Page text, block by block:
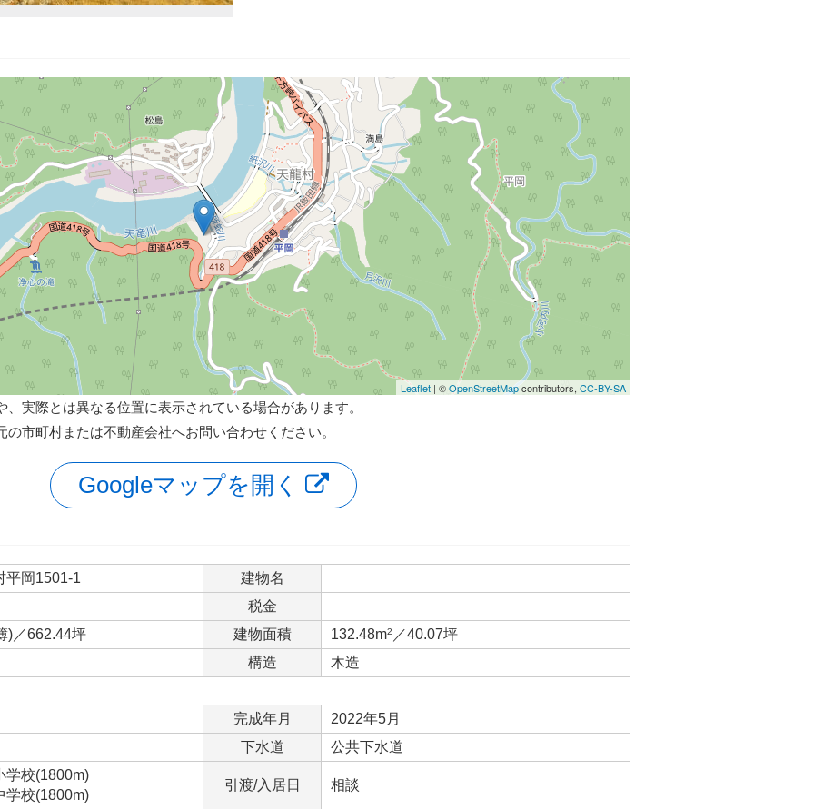
Leaflet | ©OpenStreetMapcontributors, CC-BY-SA
実際とは異なる位置に表示されている場合があります。
市町村または不動産会社へお問い合わせください。
Googleマップを開く
平岡1501-1
建物名
税金
)／662.44坪
建物面積 132.48m2 ／40.07坪
構造
木造
完成年月
2022年5月
下水道
公共下水道
学校(1800m)
学校(1800m)
引渡/入居日 相談